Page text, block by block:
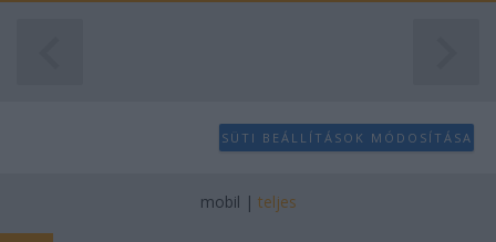
SÜTI BEÁLLÍTÁSOK MÓDOSÍTÁSA
mobil | teljes